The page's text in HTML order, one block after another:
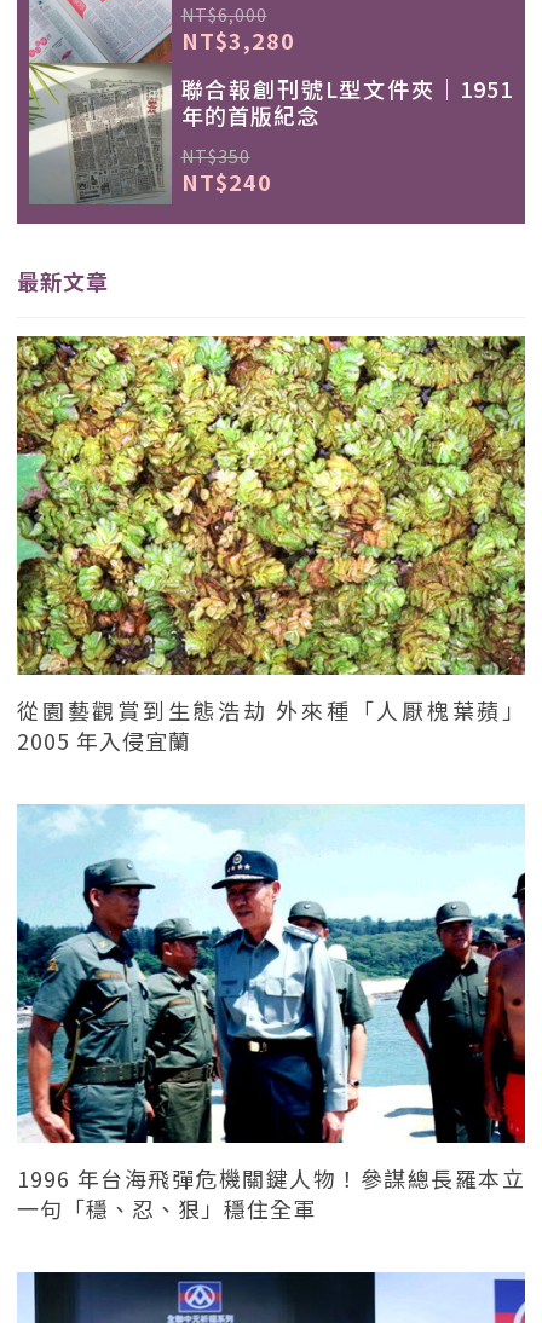
NT$6,000
NT$3,280
聯合報創刊號L型文件夾｜1951
年的首版紀念
NT$350
NT$240
最新文章
從園藝觀賞到生態浩劫 外來種「人厭槐葉蘋」
2005 年入侵宜蘭
1996 年台海飛彈危機關鍵人物！參謀總長羅本立
一句「穩、忍、狠」穩住全軍